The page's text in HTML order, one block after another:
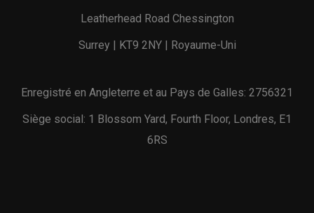
Leatherhead Road Chessington
Surrey | KT9 2NY | Royaume-Uni
Enregistré en Angleterre et au Pays de Galles: 2756321
Siège social: 1 Blossom Yard, Fourth Floor, Londres, E1
6RS